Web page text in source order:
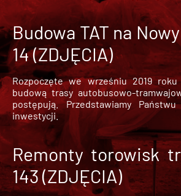
Budowa TAT na
14 (ZDJĘCIA)
Rozpoczęte we wrześniu 2019
budową trasy autobusowo-
postępują. Przedstawiamy
inwestycji.
Remonty torowisk
143 (ZDJĘCIA)